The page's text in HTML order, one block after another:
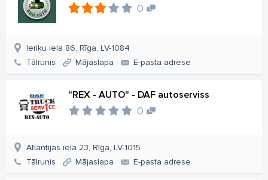
0
Ieriķu iela 86, Rīga, LV-1084
Tālrunis
Mājaslapa E-pasta adrese
"REX - AUTO" - DAF autoserviss
0
Atlantijas iela 23, Rīga, LV-1015
Tālrunis
Mājaslapa E-pasta adrese